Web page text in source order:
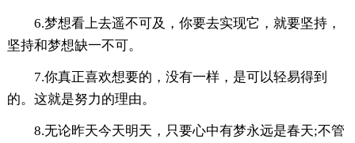
6.梦想看上去遥不可及，你要去实现它，就要坚持，
坚持和梦想缺一不可。
7.你真正喜欢想要的，没有一样，是可以轻易得到
的。这就是努力的理由。
8.无论昨天今天明天，只要心中有梦永远是春天;不管